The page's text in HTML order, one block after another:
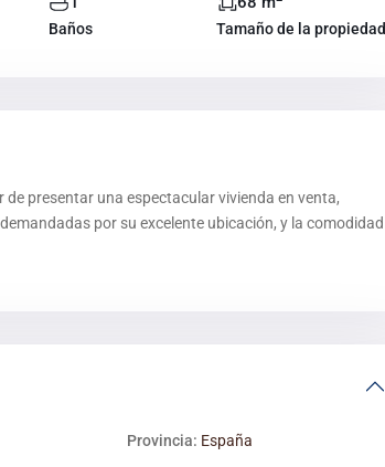
Baños Tamaño de la propiedad
de presentar una espectacular vivienda en venta,
por su excelente ubicación, y la comodidad
Provincia: España